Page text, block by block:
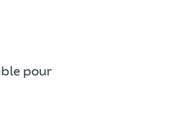
pour